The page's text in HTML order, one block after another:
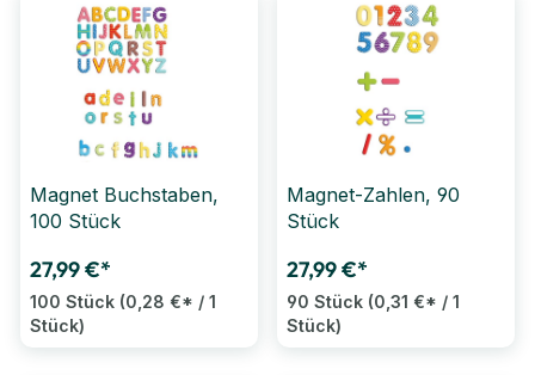
Magnet Buchstaben,
100 Stück
27,99 €*
100 Stück (0,28 €* / 1
Stück)
Magnet-Zahlen, 90
Stück
27,99 €*
90 Stück (0,31 €* / 1
Stück)